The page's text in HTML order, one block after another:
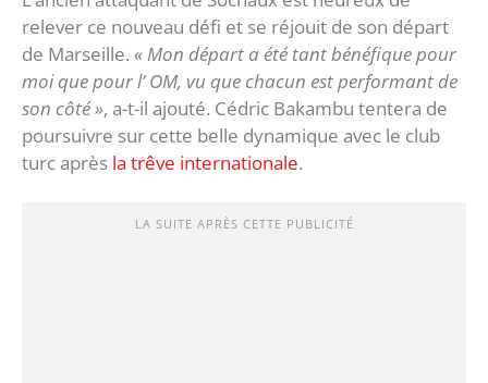
relever ce nouveau défi et se réjouit de son départ
de Marseille. « Mon départ a été tant bénéfique pour
moi que pour l’ OM, vu que chacun est performant de
son côté », a-t-il ajouté. Cédric Bakambu tentera de
poursuivre sur cette belle dynamique avec le club
turc après la trêve internationale.
LA SUITE APRÈS CETTE PUBLICITÉ